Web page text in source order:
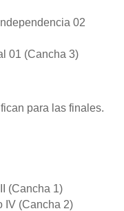
02
01 (Cancha 3)
para las finales.
(Cancha 1)
IV (Cancha 2)